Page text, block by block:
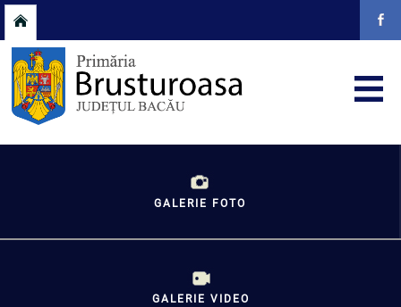
GALERIE FOTO
GALERIE VIDEO